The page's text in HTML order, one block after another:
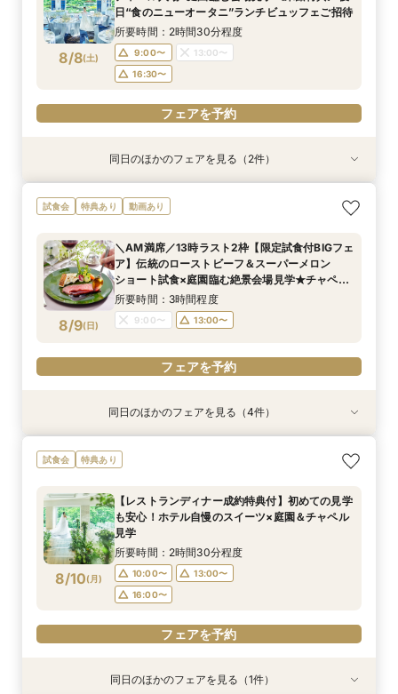
8/7(金) 10:00〜
13:00〜
16:00〜
電話予約のみ
8/8(土)
日“食のニューオータニ”ランチビュッフェご招待
所要時間：2時間30分程度
9:00〜
13:00〜
16:30〜
フェアを予約
特典あり
8/8(土)
【2〜3件目見学におすすめ】見積り×おもてなし
徹底比較×絶景ランチビュッフェ券付！ホテル婚
本命会場を見極めたい方におすすめ
所要時間：2時間30分程度
9:00〜
13:00〜
16:30〜
特典あり
8/8(土)
【1万坪の日本庭園】本格神殿・庭見え会場見学
×『絶景ビュッフェ』ご招待＆フェア成約特典付
9:00〜
13:00〜
16:30〜
フェアを予約
同日のほかのフェアを見る（2件）
試食会 特典あり 動画あり
8/9(日)
＼AM満席／13時ラスト2枠【限定試食付BIGフェ
ア】伝統のローストビーフ＆スーパーメロン
ショート試食×庭園臨む絶景会場見学★チャペル
入場体験
所要時間：3時間程度
9:00〜 13:00〜
フェアを予約
特典あり
8/9(日)
【27年2月までの結婚式がお得】限定プラン大公
開×直近ウエディング相談＆美食体験《成約特
円ご優待！
所要時間：3時間程度
9:00〜
フェアを予約
特典あり
8/9(日)
《和婚検討の方必見》本格神殿＆1万坪の庭園臨
む絶景会場×伝統ローストビーフ＆メディアでも
所要時間：3時間程度
9:00〜
フェアを予約
特典あり
8/9(日)
【2〜3件目見学におすすめ】料理・見積り・お
もてなしを他会場と比較しながら確認できる相談
理しながら、本命会場を見極めたい方におすす
め！
所要時間：3時間程度
9:00〜
フェアを予約
特典あり
8/9(日)
【会場見学のラストにおすすめ！決め手が見つか
る】徹底比較相談×チャペル入場体験と庭見え絶
レゼント
所要時間：2時間程度
16:30〜
フェアを予約
同日のほかのフェアを見る（4件）
試食会 特典あり
8/10(月)
【レストランディナー成約特典付】初めての見学
も安心！ホテル自慢のスイーツ×庭園＆チャペル
見学
所要時間：2時間30分程度
10:00〜
13:00〜
16:00〜
フェアを予約
特典あり同日のほかのフェアを見る（1件）